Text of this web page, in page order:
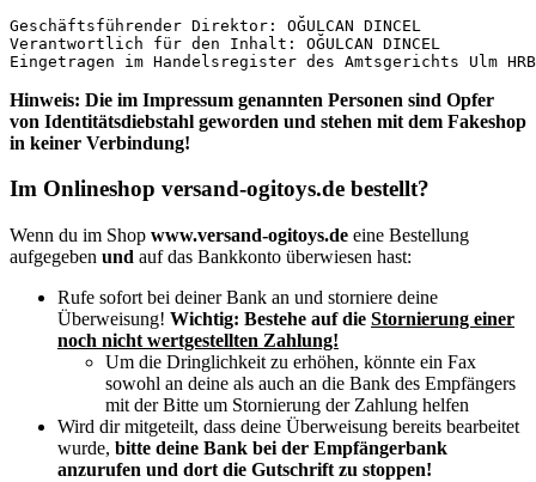
Geschäftsführender Direktor: OĞULCAN DINCEL
Verantwortlich für den Inhalt: OĞULCAN DINCEL
Eingetragen im Handelsregister des Amtsgerichts Ulm
Hinweis: Die im Impressum genannten Personen sind Opfer
von Identitätsdiebstahl geworden und stehen mit dem Fakeshop
in keiner Verbindung!
Im Onlineshop versand-ogitoys.de bestellt?
Wenn du im Shop www.versand-ogitoys.de eine Bestellung
aufgegeben und auf das Bankkonto überwiesen hast:
Rufe sofort bei deiner Bank an und storniere deine
Überweisung! Wichtig: Bestehe auf die Stornierung einer
noch nicht wertgestellten Zahlung!
Um die Dringlichkeit zu erhöhen, könnte ein Fax
sowohl an deine als auch an die Bank des Empfängers
mit der Bitte um Stornierung der Zahlung helfen
Wird dir mitgeteilt, dass deine Überweisung bereits bearbeitet
wurde, bitte deine Bank bei der Empfängerbank
anzurufen und dort die Gutschrift zu stoppen!